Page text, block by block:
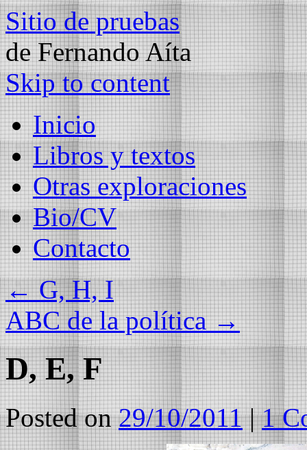
Sitio de pruebas
de Fernando Aíta
Skip to content
Inicio
Libros y textos
Otras exploraciones
Bio/CV
Contacto
←G, H, I
ABC de la política→
D, E, F
Posted on 29/10/2011 | 1